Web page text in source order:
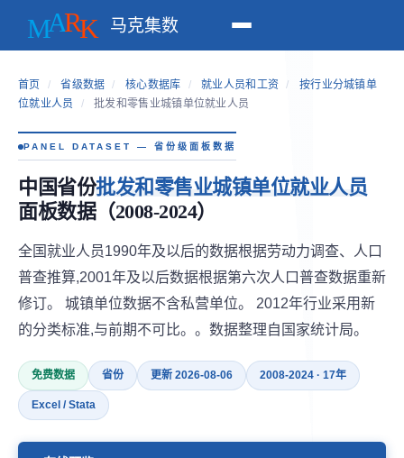
马克集数
首页 / 省级数据 / 核心数据库 / 就业人员和工资 /
按行业分城镇单
位就业人员
/ 批发和零售业城镇单位就业人员
PANEL DATASET — 省份级面板数据
中国省份批发和零售业城镇单位就业人员
面板数据（2008-2024）
全国就业人员1990年及以后的数据根据劳动力调查、人口
普查推算,2001年及以后数据根据第六次人口普查数据重新
修订。 城镇单位数据不含私营单位。 2012年行业采用新
的分类标准,与前期不可比。。数据整理自国家统计局。
免费数据 省份 更新 2026-08-06 2008-2024 · 17年
Excel / Stata